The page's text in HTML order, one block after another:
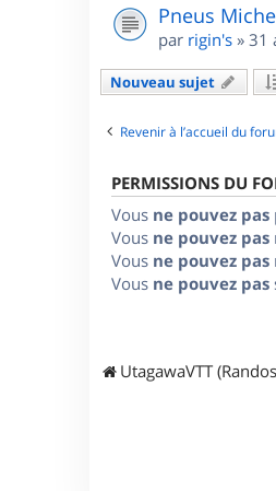
Pneus
par rigin's » 31
Nouveau sujet
Revenir à l’accueil du
PERMISSIONS DU
Vous ne pouvez pas
Vous ne pouvez pas
Vous ne pouvez pas
Vous ne pouvez pas
UtagawaVTT